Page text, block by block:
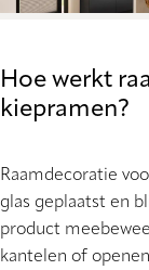
Hoe werkt
kiepramen?
Raamdecoratie
glas geplaatst en
product
kantelen of